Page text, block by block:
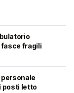
fasce fragili
personale
posti letto